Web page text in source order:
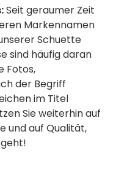
Seit geraumer Zeit
Markennamen
Schuette
sind häufig daran
Fotos,
der Begriff
im Titel
Sie weiterhin auf
und auf Qualität,